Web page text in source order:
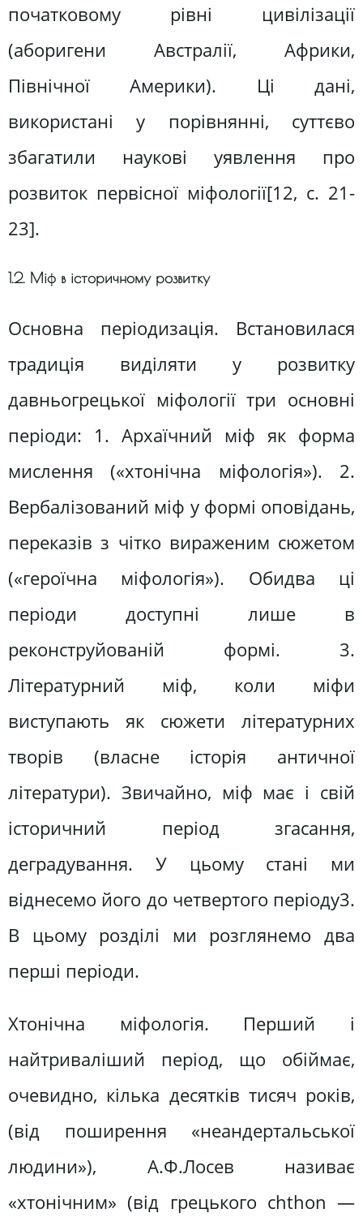
початковому рівні цивілізації
(аборигени Австралії, Африки,
Північної Америки). Ці дані,
використані у порівнянні, суттєво
збагатили наукові уявлення про
розвиток первісної міфології[12, c. 21-
23].
1.2. Міф в історичному розвитку
Основна періодизація. Встановилася
традиція виділяти у розвитку
давньогрецької міфології три основні
періоди: 1. Архаїчний міф як форма
мислення («хтонічна міфологія»). 2.
Вербалізований міф у формі оповідань,
переказів з чітко вираженим сюжетом
(«героїчна міфологія»). Обидва ці
періоди доступні лише в
реконструйованій формі. 3.
Літературний міф, коли міфи
виступають як сюжети літературних
творів (власне історія античної
літератури). Звичайно, міф має і свій
історичний період згасання,
деградування. У цьому стані ми
віднесемо його до четвертого періоду3.
В цьому розділі ми розглянемо два
перші періоди.
Хтонічна міфологія. Перший і
найтриваліший період, що обіймає,
очевидно, кілька десятків тисяч років,
(від поширення «неандертальської
людини»), А.Ф.Лосев називає
«хтонічним» (від грецького chthon —